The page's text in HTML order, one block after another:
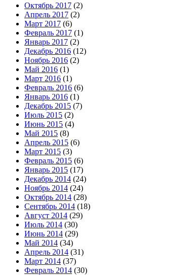
Октябрь 2017 (2)
Апрель 2017 (2)
Март 2017 (6)
Февраль 2017 (1)
Январь 2017 (2)
Декабрь 2016 (12)
Ноябрь 2016 (2)
Май 2016 (1)
Март 2016 (1)
Февраль 2016 (6)
Январь 2016 (1)
Декабрь 2015 (7)
Июль 2015 (2)
Июнь 2015 (4)
Май 2015 (8)
Апрель 2015 (6)
Март 2015 (3)
Февраль 2015 (6)
Январь 2015 (17)
Декабрь 2014 (24)
Ноябрь 2014 (24)
Октябрь 2014 (28)
Сентябрь 2014 (18)
Август 2014 (29)
Июль 2014 (30)
Июнь 2014 (29)
Май 2014 (34)
Апрель 2014 (31)
Март 2014 (37)
Февраль 2014 (30)